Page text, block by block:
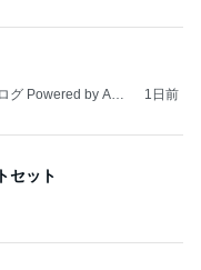
グ Powered by Ame
1日前
セット